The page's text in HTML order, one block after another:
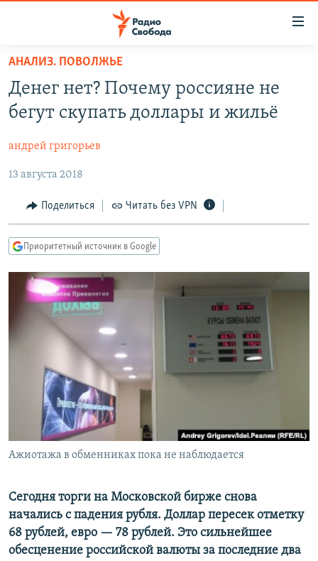
упрощенного
доступа
Вернуться
основному
Вернутся
главной
навигации
Вернутся
поиску
ПОДКАСТЫ
АВТОРСКИЕ ПРОЕКТЫ
ЦИТАТЫ СВОБОДЫ
МНЕНИЯ
КУЛЬТУРА
IDEL.РЕАЛИИ
КАВКАЗ.РЕАЛИИ
СЕВЕР.РЕАЛИИ
СИБИРЬ.РЕАЛИИ
РАСПИСАНИЕ ВЕЩАНИЯ
ПОДПИШИТЕСЬ НА РАССЫЛКУ
СОЦИАЛЬНЫЕ СЕТИ
Все сайты РСЕ/РС
АНАЛИЗ. ПОВОЛЖЬЕ
Денег нет? Почему россияне не
бегут скупать доллары и жильё
андрей григорьев
13 августа 2018
Поделиться Читать без VPN
Приоритетный источник в Google
Ажиотажа в обменниках пока не наблюдается
Сегодня торги на Московской бирже снова
начались с падения рубля. Доллар пересек отметку
68 рублей, евро — 78 рублей. Это сильнейшее
обесценение российской валюты за последние два